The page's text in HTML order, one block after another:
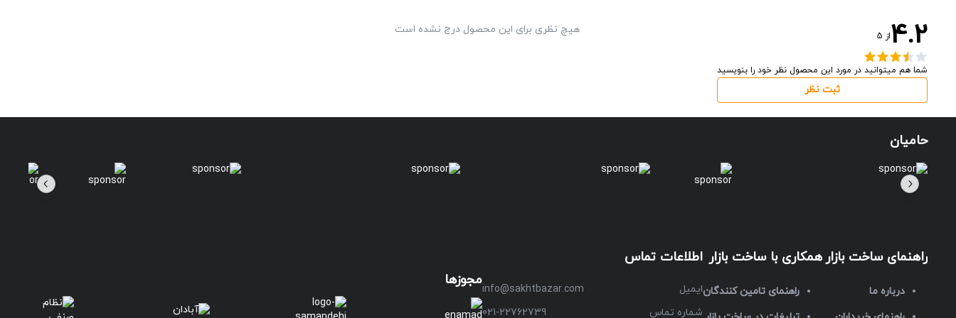
4.2از
شما هم میتوانید در مورد این محصول نظر خود را بنویسید
ثبت نظر
هیچ نظری برای این محصول درج نشده است
حامیان
راهنمای ساخت بازار
درباره ما
همکاری با ساخت بازار
راهنمای تامین کنندگان
اطلاعات تماس
ایمیل
info@sakhtbazar.com
شماره تماس
021-22762739
مجوزها